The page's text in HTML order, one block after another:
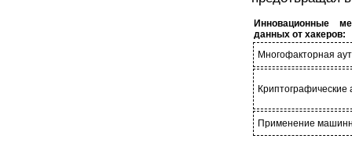
Инновационные
данных от хакеров:
Многофакторная
Криптографические
Применение